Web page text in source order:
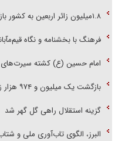
۱.۸میلیون زائر اربعین به کشور بازگشتند
فرهنگ با بخشنامه و نگاه
امام حسین (ع) کشته
بازگشت یک میلیون و ۹۷۴ هزار زائر اربعین به کشور
گزینه استقلال راهی گل گهر شد
البرز، الگوی تاب‌آوری ملی و